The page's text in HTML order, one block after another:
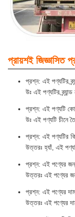
প্রায়শই জিজ্ঞাসিত
প্রশ্ন: এই পণ্যটির
উঃ এই পণ্যটির
প্রশ্ন: এই পণ্যটি
উঃ এই পণ্যটি চীনে
প্রশ্ন: এই পণ্যটির
উত্তরঃ হ্যাঁ, এই
প্রশ্ন: এই পণ্যের
উত্তরঃ এই পণ্যের
প্রশ্ন: এই পণ্যের
উত্তরঃ এই পণ্যের